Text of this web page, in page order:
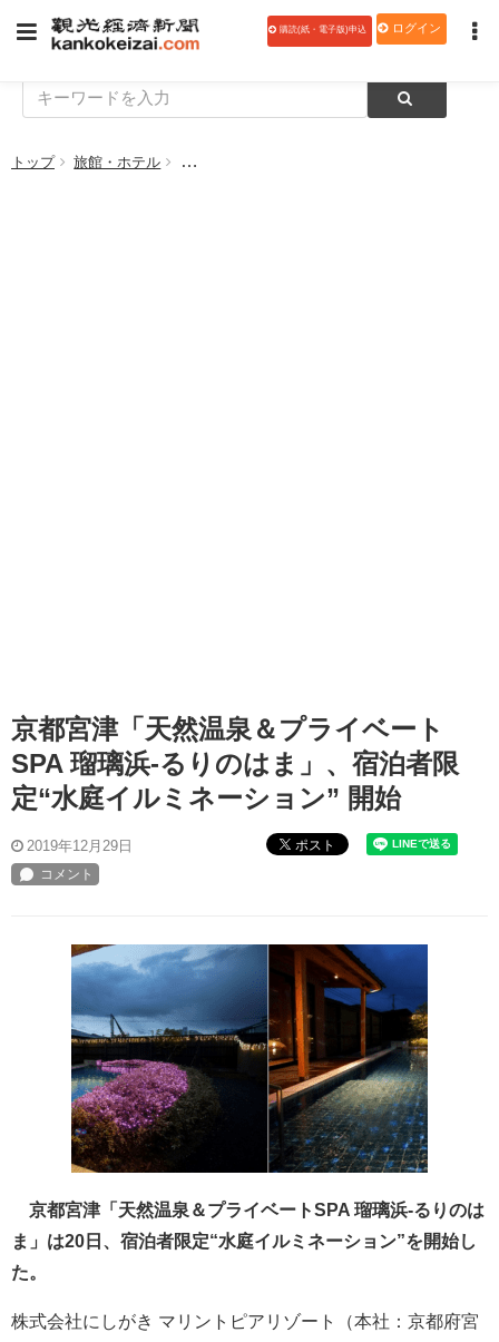
購読(紙・電子版)申込 ログイン
トップ 旅館・ホテル 京都宮津「天然温泉＆プライベートSPA 瑠璃浜
京都宮津「天然温泉＆プライベート
SPA 瑠璃浜-るりのはま」、宿泊者限
定“水庭イルミネーション” 開始
2019年12月29日 ポスト
京都宮津「天然温泉＆プライベートSPA 瑠璃浜-るりのは
ま」は20日、宿泊者限定“水庭イルミネーション”を開始し
た。
株式会社にしがき マリントピアリゾート（本社：京都府宮